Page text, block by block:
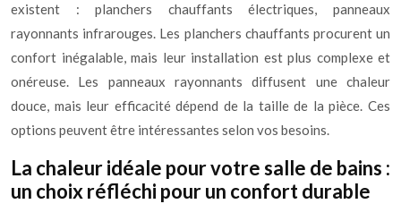
existent : planchers chauffants électriques, panneaux
rayonnants infrarouges. Les planchers chauffants procurent un
confort inégalable, mais leur installation est plus complexe et
onéreuse. Les panneaux rayonnants diffusent une chaleur
douce, mais leur efficacité dépend de la taille de la pièce. Ces
options peuvent être intéressantes selon vos besoins.
La chaleur idéale pour votre salle de bains :
un choix réfléchi pour un confort durable